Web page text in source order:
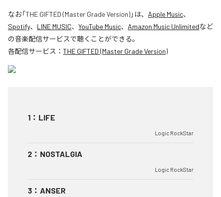
なお「THE GIFTED (Master Grade Version)」は、 Apple Music、
Spotify、 LINE MUSIC、 YouTube Music、 Amazon Music Unlimitedなど
の音楽配信サービスで聴くことができる。
各配信サービス： THE GIFTED (Master Grade Version)
1 ： LIFE
Logic RockStar
2 ： NOSTALGIA
Logic RockStar
3 ： ANSER